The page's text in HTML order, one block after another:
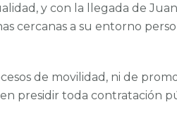
y con la llegada de
cercanas a su entorno
de movilidad, ni de
presidir toda contratación